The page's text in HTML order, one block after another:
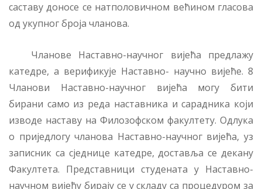
саставу доносе се натполовичном већином гласова
од укупног броја чланова.
Чланове Наставно-научног вијећа предлажу
катедре, а верификује Наставно- научно вијеће. 8
Чланови Наставно-научног вијећа могу бити
бирани само из реда наставника и сарадника који
изводе наставу на Филозофском факултету. Одлука
о приједлогу чланова Наставно-научног вијећа, уз
записник са сједнице катедре, доставља се декану
Факултета. Представници студената у Наставно-
научном вијећу бирају се у складу са процедуром за